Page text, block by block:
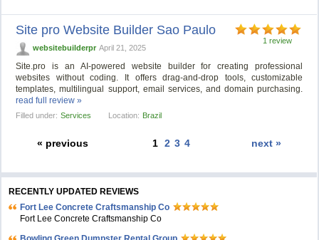
1 review
Site pro Website Builder Sao Paulo
websitebuilderpr April 21, 2025
Site.pro is an AI-powered website builder for creating professional
websites without coding. It offers drag-and-drop tools, customizable
templates, multilingual support, email services, and domain purchasing.
read full review »
Filled under: Services Location: Brazil
« previous next »
1 2 3 4
RECENTLY UPDATED REVIEWS
Fort Lee Concrete Craftsmanship Co
Fort Lee Concrete Craftsmanship Co